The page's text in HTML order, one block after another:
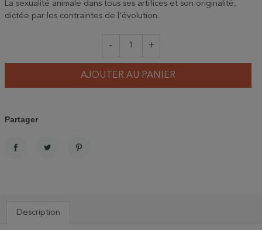
La sexualité animale dans tous ses artifices et son originalité,
dictée par les contraintes de l’évolution.
- +
AJOUTER AU PANIER
Partager
Description